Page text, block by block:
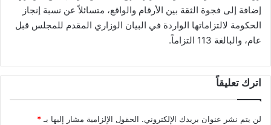
إضافة إلى فجوة الثقة بين الأرقام والواقع، متسائلاً عن نسبة إنجاز
الحكومة لالتزاماتها الواردة في البيان الوزاري المقدم للمجلس قبل
عام، والبالغة 113 التزاماً.
اترك تعليقاً
لن يتم نشر عنوان بريدك الإلكتروني. الحقول الإلزامية مشار إليها بـ*